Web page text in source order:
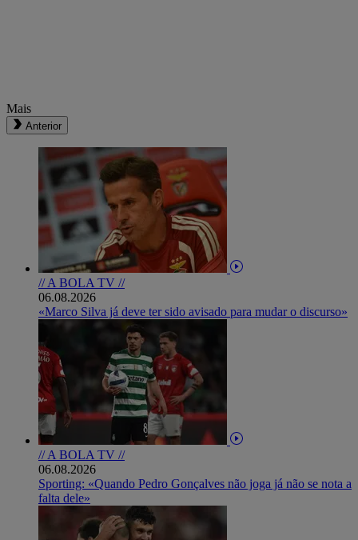
Mais
Anterior
// A BOLA TV //
06.08.2026
«Marco Silva já deve ter sido avisado para mudar o discurso»
// A BOLA TV //
06.08.2026
Sporting: «Quando Pedro Gonçalves não joga já não se nota a
falta dele»